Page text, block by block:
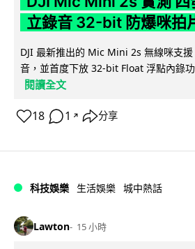
立錄音 32-bit 防爆咪拍
DJI 最新推出的 Mic Mini 2s 無線咪支
音，並首度下放 32-bit Float 浮點內錄
閱讀全文
18 1 ↗ 分享
科技娛樂 生活娛樂 城中熱話
Lawton 15 小時